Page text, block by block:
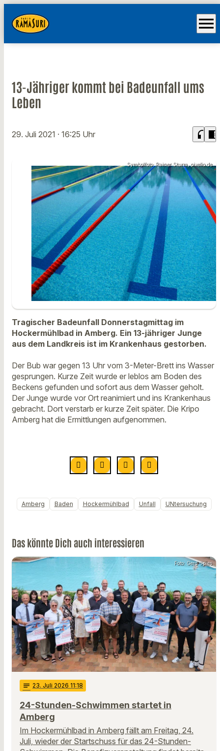
menu
13-Jähriger kommt bei Badeunfall ums
Leben
29. Juli 2021 · 16:25 Uhr headphones chrome_reader_mode
Symbolfoto: Rainer Sturm, pixelio.de
Tragischer Badeunfall Donnerstagmittag im
Hockermühlbad in Amberg. Ein 13-jähriger Junge
aus dem Landkreis ist im Krankenhaus gestorben.
Der Bub war gegen 13 Uhr vom 3-Meter-Brett ins Wasser
gesprungen. Kurze Zeit wurde er leblos am Boden des
Beckens gefunden und sofort aus dem Wasser geholt.
Der Junge wurde vor Ort reanimiert und ins Krankenhaus
gebracht. Dort verstarb er kurze Zeit später. Die Kripo
Amberg hat die Ermittlungen aufgenommen.
Amberg Baden Hockermühlbad Unfall UNtersuchung
Das könnte Dich auch interessieren
Foto: Gerd Spies
notes 23. Juli 2026 11:18
24-Stunden-Schwimmen startet in
Amberg
Im Hockermühlbad in Amberg fällt am Freitag, 24.
Juli, wieder der Startschuss für das 24-Stunden-